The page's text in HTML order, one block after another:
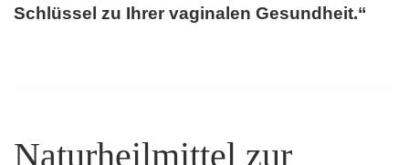
Schlüssel zu Ihrer vaginalen Gesundheit.“
Naturheilmittel zur